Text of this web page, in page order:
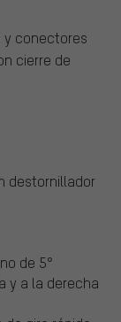
y conectores
cierre de
destornillador
de 5°
y a la derecha